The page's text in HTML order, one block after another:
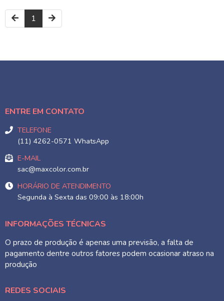
1
ENTRE EM CONTATO
TELEFONE
(11) 4262-0571 WhatsApp
E-MAIL
sac@maxcolor.com.br
HORÁRIO DE ATENDIMENTO
Segunda à Sexta das 09:00 às 18:00h
INFORMAÇÕES TÉCNICAS
O prazo de produção é apenas uma previsão, a falta de
pagamento dentre outros fatores podem ocasionar atraso na
produção
REDES SOCIAIS